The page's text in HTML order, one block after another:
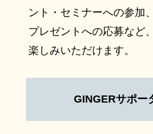
ント・セミナーへの参加
プレゼントへの応募など
楽しみいただけます。
GINGERサポー